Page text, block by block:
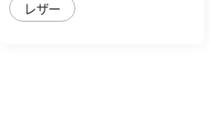
レザー